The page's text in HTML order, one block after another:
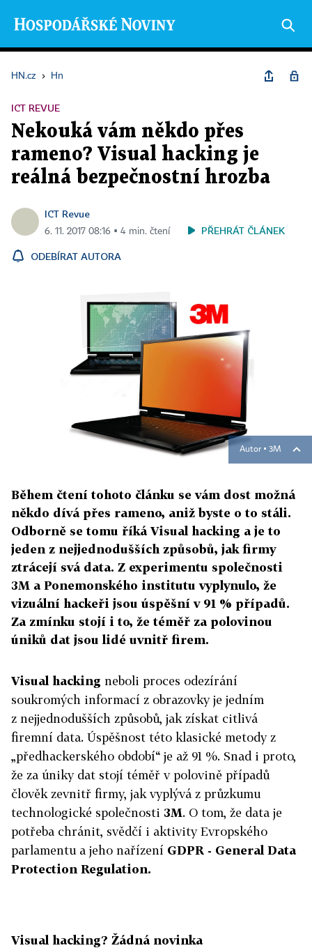
HN.cz › Hn
ICT REVUE
Nekouká vám někdo přes
rameno? Visual hacking je
reálná bezpečnostní hrozba
ICT Revue
6. 11. 2017 08:16 ▪ 4 min. čtení PŘEHRÁT ČLÁNEK
ODEBÍRAT AUTORA
Autor ▪ 3M
Během čtení tohoto článku se vám dost možná
někdo dívá přes rameno, aniž byste o to stáli.
Odborně se tomu říká Visual hacking a je to
jeden z nejjednodušších způsobů, jak firmy
ztrácejí svá data. Z experimentu společnosti
3M a Ponemonského institutu vyplynulo, že
vizuální hackeři jsou úspěšní v 91 % případů.
Za zmínku stojí i to, že téměř za polovinou
úniků dat jsou lidé uvnitř firem.
Visual hacking neboli proces odezírání
soukromých informací z obrazovky je jedním
z nejjednodušších způsobů, jak získat citlivá
firemní data. Úspěšnost této klasické metody z
„předhackerského období“ je až 91 %. Snad i proto,
že za úniky dat stojí téměř v polovině případů
člověk zevnitř firmy, jak vyplývá z průzkumu
technologické společnosti 3M. O tom, že data je
potřeba chránit, svědčí i aktivity Evropského
parlamentu a jeho nařízení GDPR - General Data
Protection Regulation.
Visual hacking? Žádná novinka